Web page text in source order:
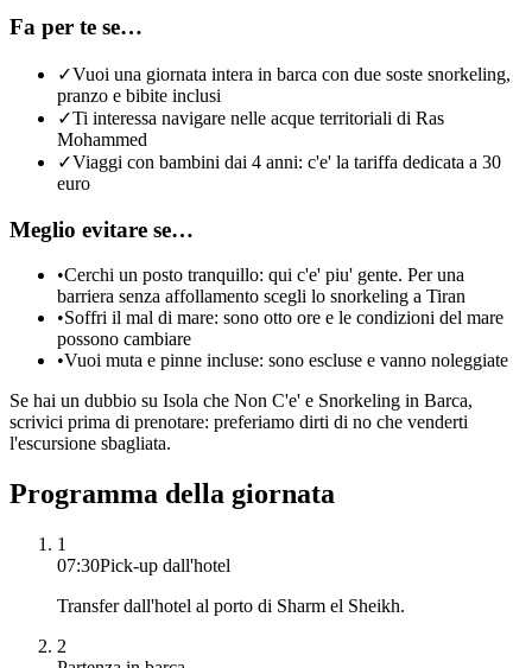
Fa per te se…
✓Vuoi una giornata intera in barca con due soste snorkeling,
pranzo e bibite inclusi
✓Ti interessa navigare nelle acque territoriali di Ras
Mohammed
✓Viaggi con bambini dai 4 anni: c'e' la tariffa dedicata a 30
euro
Meglio evitare se…
•Cerchi un posto tranquillo: qui c'e' piu' gente. Per una
barriera senza affollamento scegli lo snorkeling a Tiran
•Soffri il mal di mare: sono otto ore e le condizioni del mare
possono cambiare
•Vuoi muta e pinne incluse: sono escluse e vanno noleggiate
Se hai un dubbio su Isola che Non C'e' e Snorkeling in Barca,
scrivici prima di prenotare: preferiamo dirti di no che venderti
l'escursione sbagliata.
Programma della giornata
1
07:30Pick-up dall'hotel
Transfer dall'hotel al porto di Sharm el Sheikh.
2